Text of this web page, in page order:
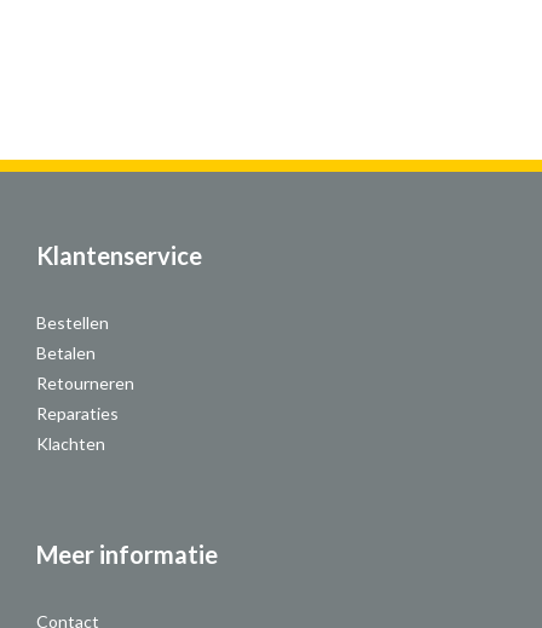
Klantenservice
Bestellen
Betalen
Retourneren
Reparaties
Klachten
Meer informatie
Contact